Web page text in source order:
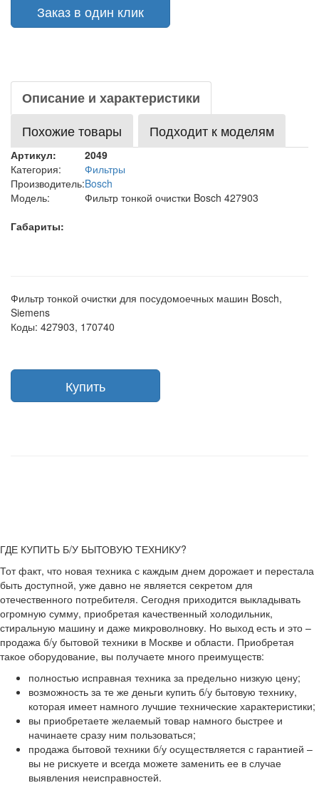
Заказ в один клик
Описание и характеристики
Похожие товары
Подходит к моделям
Артикул:
2049
Категория:
Фильтры
Производитель:Bosch
Модель:
Фильтр тонкой очистки Bosch 427903
Габариты:
Фильтр тонкой очистки для посудомоечных машин Bosch,
Siemens
Коды: 427903, 170740
ГДЕ КУПИТЬ Б/У БЫТОВУЮ ТЕХНИКУ?
Тот факт, что новая техника с каждым днем дорожает и перестала
быть доступной, уже давно не является секретом для
отечественного потребителя. Сегодня приходится выкладывать
огромную сумму, приобретая качественный холодильник,
стиральную машину и даже микроволновку. Но выход есть и это –
продажа б/у бытовой техники в Москве и области. Приобретая
такое оборудование, вы получаете много преимуществ:
полностью исправная техника за предельно низкую цену;
возможность за те же деньги купить б/у бытовую технику,
которая имеет намного лучшие технические характеристики;
вы приобретаете желаемый товар намного быстрее и
начинаете сразу ним пользоваться;
продажа бытовой техники б/у осуществляется с гарантией –
вы не рискуете и всегда можете заменить ее в случае
выявления неисправностей.